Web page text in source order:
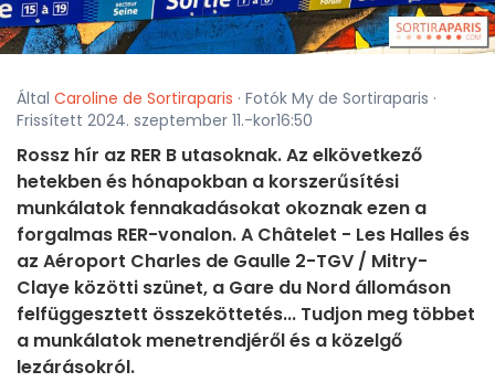
Által Caroline de Sortiraparis · Fotók My de Sortiraparis ·
Frissített 2024. szeptember 11.-kor16:50
Rossz hír az RER B utasoknak. Az elkövetkező
hetekben és hónapokban a korszerűsítési
munkálatok fennakadásokat okoznak ezen a
forgalmas RER-vonalon. A Châtelet - Les Halles és
az Aéroport Charles de Gaulle 2-TGV / Mitry-
Claye közötti szünet, a Gare du Nord állomáson
felfüggesztett összeköttetés... Tudjon meg többet
a munkálatok menetrendjéről és a közelgő
lezárásokról.